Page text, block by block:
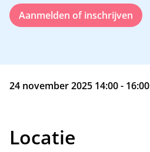
Aanmelden of inschrijven
24 november 2025 14:00 - 16:00
Locatie